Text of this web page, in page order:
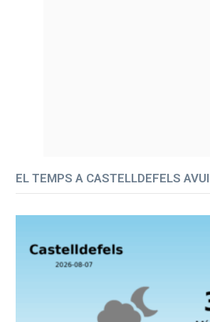
EL TEMPS A CASTELLDEFELS AVUI